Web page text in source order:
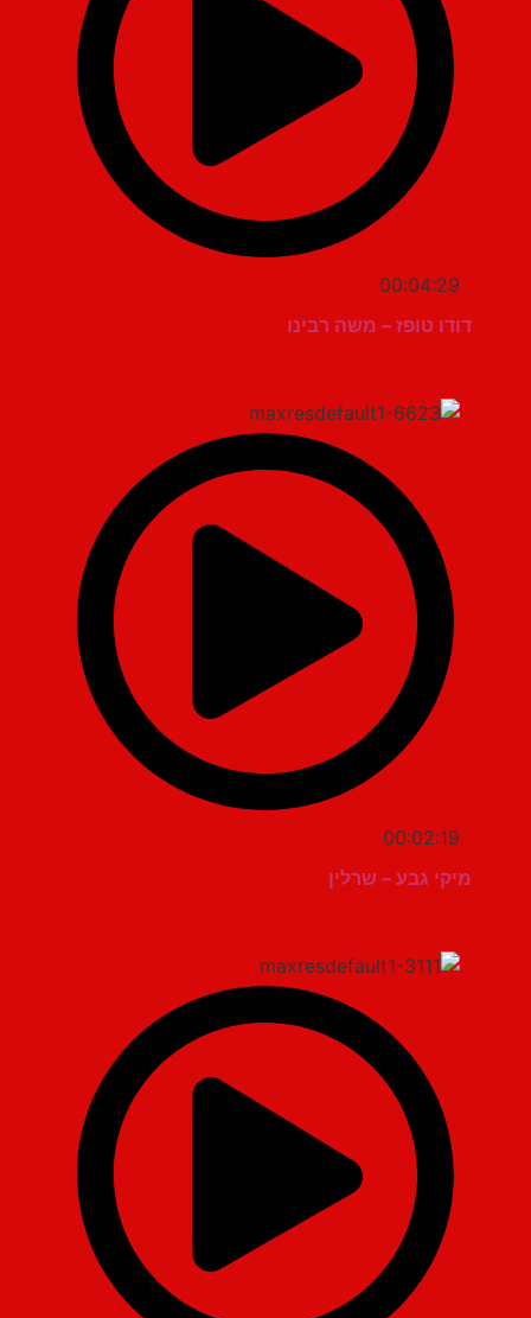
00:04:29
דודו טופז – משה רבינו
00:02:19
מיקי גבע – שרלין